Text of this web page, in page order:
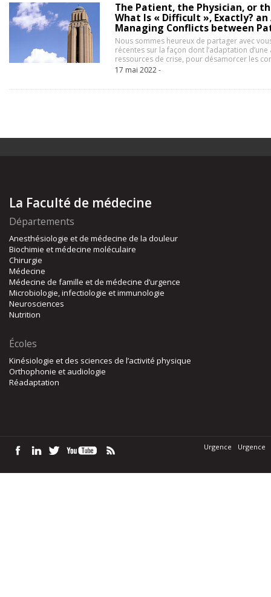
The Patient, the Physician, or
What Is « Difficult », Exactly?
Managing Conflicts between
Nous sommes heureux de partager avec
récentes sur la façon dont l’adaptation
ressources de crise, pour désamorcer les
17 mai 2022 -
La Faculté de médecine
Départements
Anesthésiologie et de médecine de la douleur
Biochimie et médecine moléculaire
Chirurgie
Médecine
Médecine de famille et de médecine d’urgence
Microbiologie, infectiologie et immunologie
Neurosciences
Nutrition
Écoles
Kinésiologie et des sciences de l’activité physique
Orthophonie et audiologie
Réadaptation
Urgence Urgence